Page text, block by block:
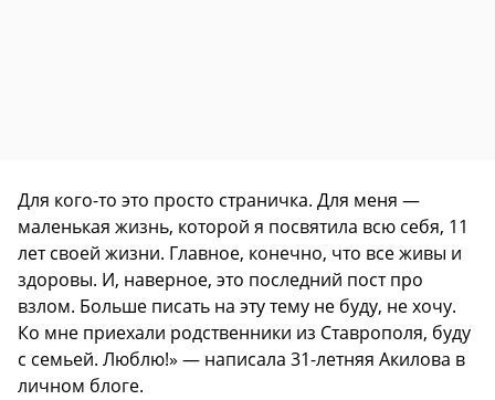
Для кого-то это просто страничка. Для меня —
маленькая жизнь, которой я посвятила всю себя, 11
лет своей жизни. Главное, конечно, что все живы и
здоровы. И, наверное, это последний пост про
взлом. Больше писать на эту тему не буду, не хочу.
Ко мне приехали родственники из Ставрополя, буду
с семьей. Люблю!» — написала 31-летняя Акилова в
личном блоге.